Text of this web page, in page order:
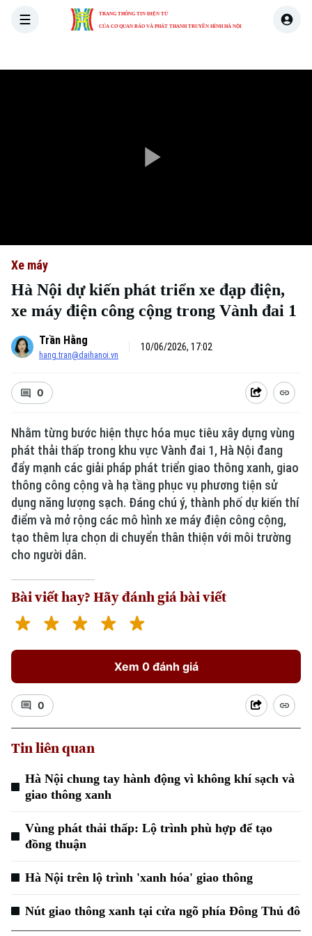
TRANG THÔNG TIN ĐIỆN TỬ
CỦA CƠ QUAN BÁO VÀ PHÁT THANH TRUYỀN HÌNH HÀ NỘI
Xu hướng
Chuyên mục
Xe máy
Hà Nội dự kiến phát triển xe đạp điện,
xe máy điện công cộng trong Vành đai 1
Trần Hằng
hang.tran@daihanoi.vn
10/06/2026, 17:02
0
Nhằm từng bước hiện thực hóa mục tiêu xây dựng vùng
phát thải thấp trong khu vực Vành đai 1, Hà Nội đang
đẩy mạnh các giải pháp phát triển giao thông xanh, giao
thông công cộng và hạ tầng phục vụ phương tiện sử
dụng năng lượng sạch. Đáng chú ý, thành phố dự kiến thí
điểm và mở rộng các mô hình xe máy điện công cộng,
tạo thêm lựa chọn di chuyển thân thiện với môi trường
cho người dân.
Bài viết hay? Hãy đánh giá bài viết
Xem 0 đánh giá
0
Tin liên quan
Hà Nội chung tay hành động vì không khí sạch và
giao thông xanh
Vùng phát thải thấp: Lộ trình phù hợp để tạo
đồng thuận
Hà Nội trên lộ trình 'xanh hóa' giao thông
Nút giao thông xanh tại cửa ngõ phía Đông Thủ đô